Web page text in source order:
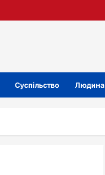
Суспільство Людина